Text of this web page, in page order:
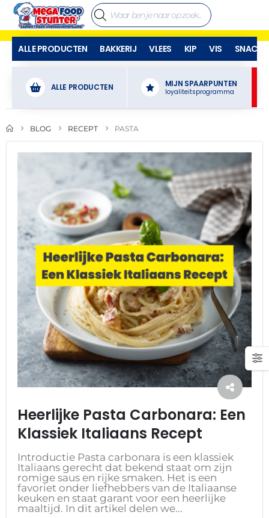
ALLE PRODUCTEN BAKKERIJ VLEES KIP VIS SNACKS
ALLE PRODUCTEN MIJN SPAARPUNTEN
loyaliteitsprogramma
BLOG RECEPT PASTA
Heerlijke Pasta Carbonara: Een
Klassiek Italiaans Recept
Introductie Pasta carbonara is een klassiek
Italiaans gerecht dat bekend staat om zijn
romige saus en rijke smaken. Het is een
favoriet onder liefhebbers van de Italiaanse
keuken en staat garant voor een heerlijke
maaltijd. In dit artikel delen we...